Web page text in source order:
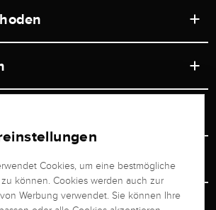
Cookies, um eine bestmögliche
können. Cookies werden auch zur
Werbung verwendet. Sie können Ihre